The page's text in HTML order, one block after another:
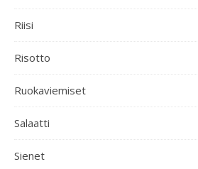
Riisi
Risotto
Ruokaviemiset
Salaatti
Sienet